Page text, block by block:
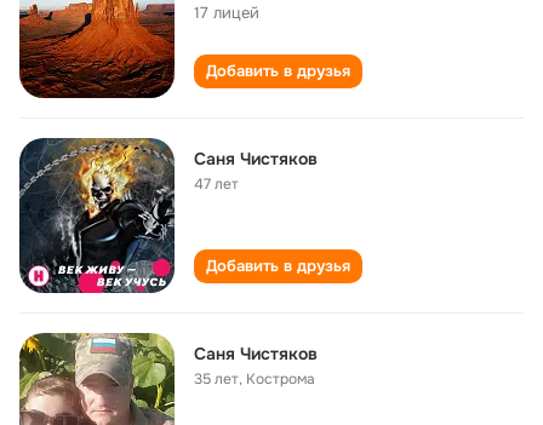
17 лицей
Добавить в друзья
Саня Чистяков
47 лет
Добавить в друзья
Саня Чистяков
35 лет, Кострома